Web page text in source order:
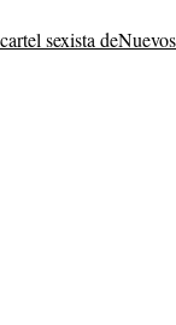
sexista de